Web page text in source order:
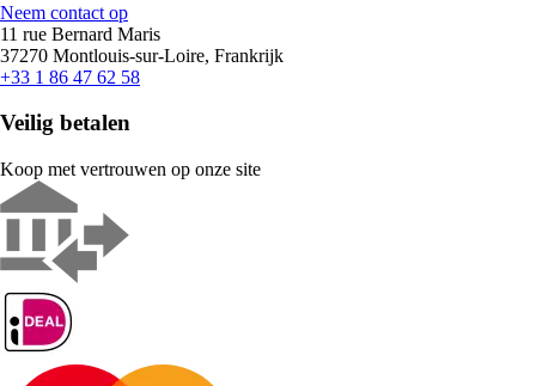
Neem contact op
11 rue Bernard Maris
37270 Montlouis-sur-Loire, Frankrijk
+33 1 86 47 62 58
Veilig betalen
Koop met vertrouwen op onze site